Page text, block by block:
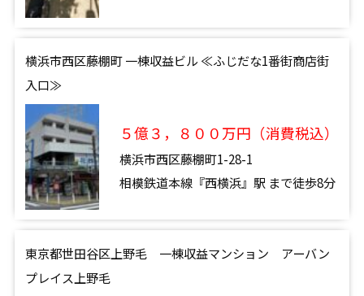
横浜市西区藤棚町 一棟収益ビル ≪ふじだな1番街商店街
入口≫
５億３，８００万円（消費税込）
横浜市西区藤棚町1-28-1
相模鉄道本線『西横浜』駅 まで徒歩8分
東京都世田谷区上野毛 一棟収益マンション アーバン
プレイス上野毛